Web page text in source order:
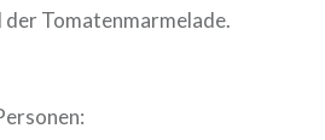
der Tomatenmarmelade.